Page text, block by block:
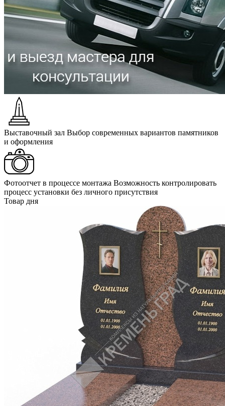
Выставочный зал Выбор современных вариантов памятников
и оформления
Фотоотчет в процессе монтажа Возможность контролировать
процесс установки без личного присутствия
Товар дня